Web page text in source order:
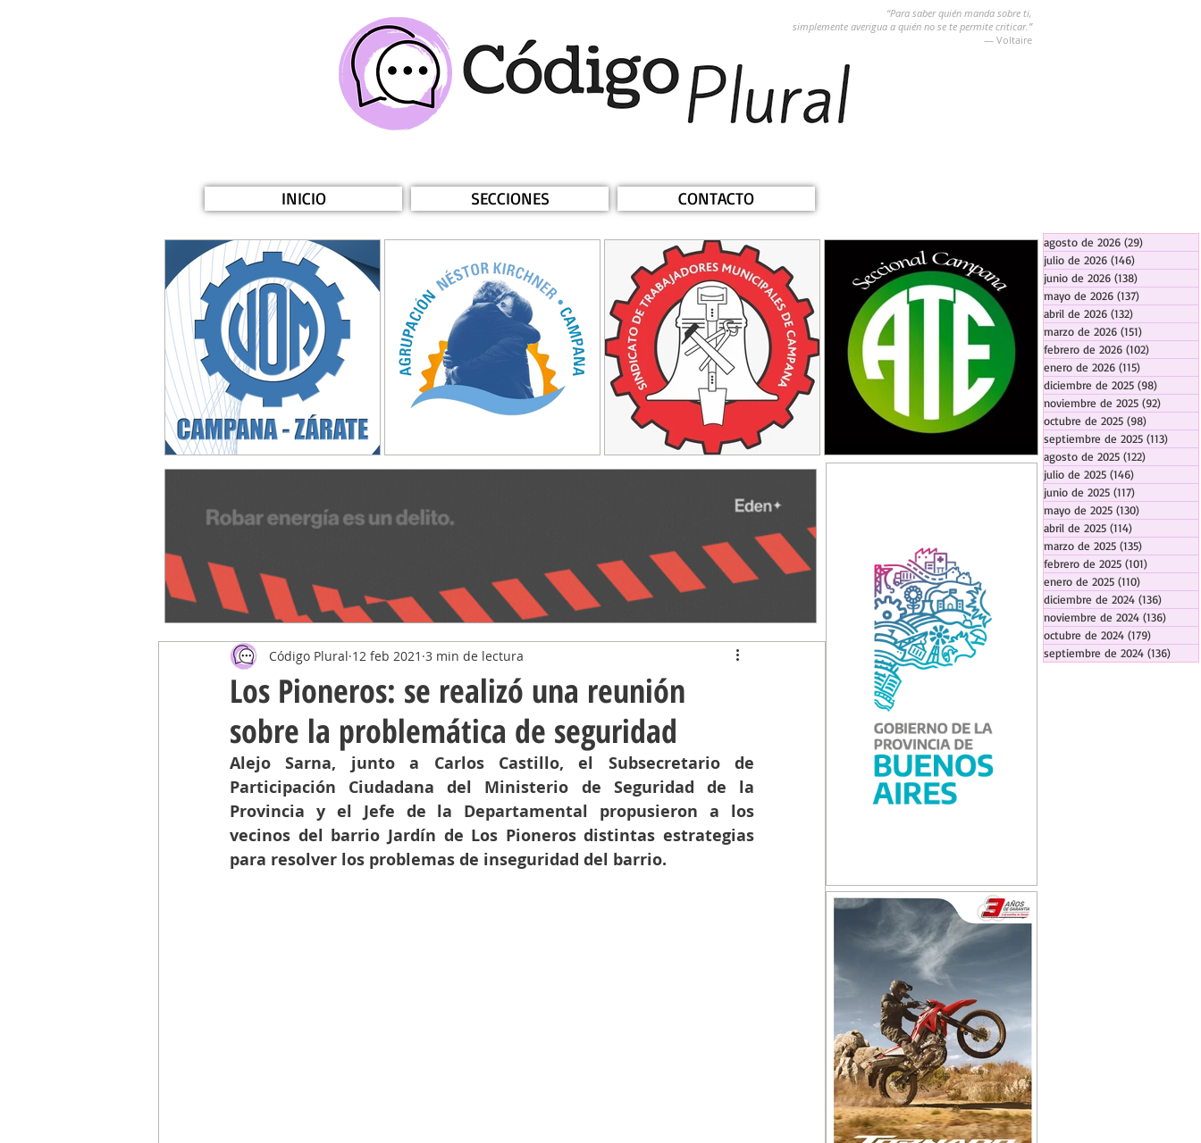
“Para saber quién manda sobre ti,
simplemente averigua a quién no se te permite criticar.”
― Voltaire
INICIO SECCIONES CONTACTO
Los Pioneros: se realizó una reunión
sobre la problemática de seguridad
Código Plural 12 feb 2021 3 min de lectura
Alejo Sarna, junto a Carlos Castillo, el Subsecretario de
Participación Ciudadana del Ministerio de Seguridad de la
Provincia y el Jefe de la Departamental propusieron a los
vecinos del barrio Jardín de Los Pioneros distintas estrategias
para resolver los problemas de inseguridad del barrio.
agosto de 2026 (29)
julio de 2026 (146)
junio de 2026 (138)
mayo de 2026 (137)
abril de 2026 (132)
marzo de 2026 (151)
febrero de 2026 (102)
enero de 2026 (115)
diciembre de 2025 (98)
noviembre de 2025 (92)
octubre de 2025 (98)
septiembre de 2025 (113)
agosto de 2025 (122)
julio de 2025 (146)
junio de 2025 (117)
mayo de 2025 (130)
abril de 2025 (114)
marzo de 2025 (135)
febrero de 2025 (101)
enero de 2025 (110)
diciembre de 2024 (136)
noviembre de 2024 (136)
octubre de 2024 (179)
septiembre de 2024 (136)